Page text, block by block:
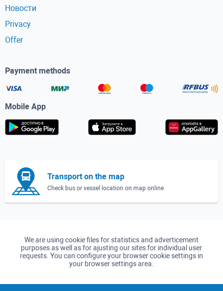
Новости
Privacy
Offer
Payment methods
Mobile App
Transport on the map
Check bus or vessel location on map online
We are using cookie files for statistics and adverticement
purposes as well as for ajusting our sites for individual user
requests. You can configure your browser cookie settings in
your browser settings area.